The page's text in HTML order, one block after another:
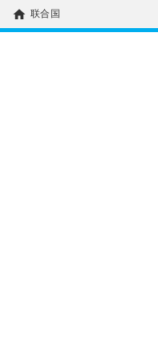
home 联合国